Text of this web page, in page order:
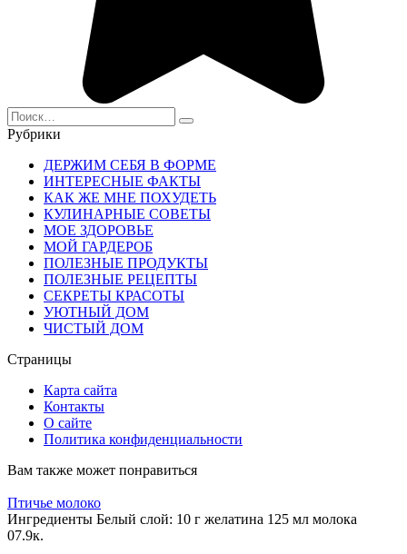
Search
for:
Рубрики
ДЕРЖИМ СЕБЯ В ФОРМЕ
ИНТЕРЕСНЫЕ ФАКТЫ
КАК ЖЕ МНЕ ПОХУДЕТЬ
КУЛИНАРНЫЕ СОВЕТЫ
МОЕ ЗДОРОВЬЕ
МОЙ ГАРДЕРОБ
ПОЛЕЗНЫЕ ПРОДУКТЫ
ПОЛЕЗНЫЕ РЕЦЕПТЫ
СЕКРЕТЫ КРАСОТЫ
УЮТНЫЙ ДОМ
ЧИСТЫЙ ДОМ
Страницы
Карта сайта
Контакты
О сайте
Политика конфиденциальности
Вам также может понравиться
Птичье молоко
Ингредиенты Белый слой: 10 г желатина 125 мл молока
07.9к.